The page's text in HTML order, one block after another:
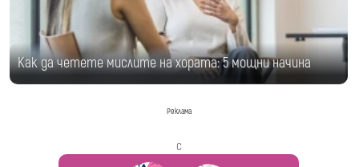
Как да четете мислите на хората: 5 мощни начина
Реклама
с